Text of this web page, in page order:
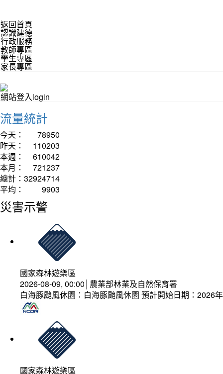
返回首頁
認識建德
行政服務
教師專區
學生專區
家長專區
網站登入login
流量統計
今天：
78950
昨天：
110203
本週：
610042
本月：
721237
總計： 32924714
平均：
9903
災害示警
國家森林遊樂區
2026-08-09, 00:00│農業部林業及自然保育署
白海豚颱風休園：白海豚颱風休園 預計開始日期：2026
國家森林遊樂區